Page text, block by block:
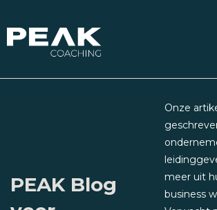
PEAK Blog
Onze
meer uit
business